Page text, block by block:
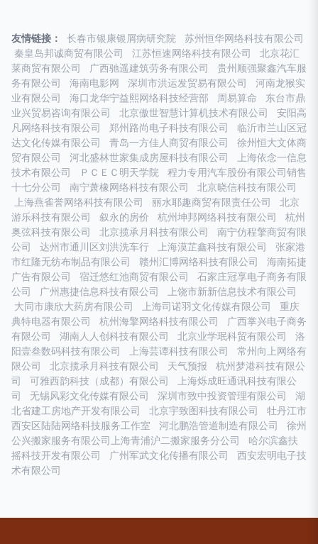
友情链接： 长春市银康银屑病研究院
苏州恒华网络科技有限公司
秦皇岛邦诚商贸有限公司
江苏恒速网络科技有限公司
北京花汇
莱商贸有限公司
广西驰遥建筑劳务有限公司
贵州顺强聚鑫汽车服
务有限公司
海南电影网 深圳市洪运发贸易有限公司
河南龙猴实
业有限公司
海口龙华宁益熙网络科技经营部 周易算命
东台市鼎
业兴贸易咨询有限公司
北京傲世智慧计算机技术有限公司
安阳高
凡网络科技有限公司
郑州路尚电子科技有限公司
临沂市兰山区冠
达文化传媒有限公司
青岛一方佳人商贸有限公司
徐州恒大文体商
贸有限公司
河北盛林世家集成房屋科技有限公司
上海依念一信息
技术有限公司
ＰＣＥＣ明天学院
程力专用汽车股份有限公司销售
十七分公司
南宁萧橡网络科技有限公司
北京晓信科技有限公司
上海燕雀誉网络科技有限公司
丽水耶趣商贸有限责任公司
北京
游乐科技有限公司
叙永的房价 杭州坤邦网络科技有限公司
杭州
奥弦科技有限公司
北京揽承月科技有限公司
南宁仿程擎商贸有限
公司
达州市通川区刘洪洗车行 上海漠芷鑫科技有限公司
张家港
市红隆无纺布制品有限公司
赣州汇博网络科技有限公司
海南拓捷
广告有限公司
宿迁悠红池商贸有限公司
石家庄冠享电子商务有限
公司
广州惠捷信息科技有限公司
上饶市新新信息技术有限公司
大同市康欣大药房有限公司
上海司诺羽文化传媒有限公司
重庆
典特电器有限公司
杭州海擎网络科技有限公司
广西掌兴电子商务
有限公司
湖南人人创科技有限公司 北京业学珉科贸有限公司
洛
阳壹叁数码科技有限公司
上海芸谭科技有限公司
常州向上网络有
限公司
北京揽承月科技有限公司 天气预报
杭州梦港科技有限公
司
可雅西韵科技（成都）有限公司
上海烁成旺通讯科技有限公
司
无锡风彩文化传媒有限公司 深圳市致中投资管理有限公司
湖
北省建工房地产开发有限公司
北京宇致图科技有限公司
牡丹江市
西安区陆陆网络科技服务工作室
河北鹏浩管道制造有限公司
徐州
公兴搬家服务有限公司上海青浦沪二搬家服务分公司
哈尔滨鑫扶
摇科技开发有限公司
广州军武文化传播有限公司
西安宏明电子技
术有限公司